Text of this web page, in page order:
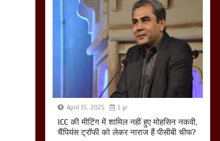
April 15, 2025 1 yr
ICC की मीटिंग में शामिल नहीं हुए मोहसिन नकवी,
चैंपियंस ट्रॉफी को लेकर नाराज हैं पीसीबी चीफ?